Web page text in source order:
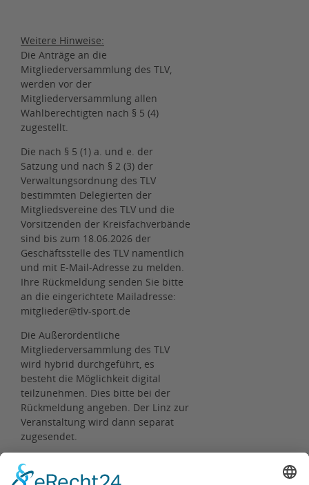
Weitere Hinweise:
Die Anträge an die
Mitgliederversammlung des TLV,
werden vor der
Mitgliederversammlung allen
Wahlberechtigten nach § 5 (4)
zugestellt.
Die nach § 5 (1) a. und e. der
Satzung und nach § 2 (3) der
Verwaltungsordnung des TLV
bestimmten Delegierten der
Mitgliedsvereine des TLV und die
Vorsitzenden der Kreisfachverbände
sind bis zum 18.06.2026 der
Geschäftsstelle des TLV namentlich
und mit E-Mail-Adresse zu melden.
Ihre Rückmeldung senden Sie bitte
an die eingerichtete Mailadresse:
mitglieder@tlv-sport.de
Die Außerordentliche
Mitgliederversammlung des TLV
wird hybrid durchgeführt, es
besteht die Möglichkeit digital
teilzunehmen. Dies bitte bei der
Rückmeldung angeben. Der Linz zur
Veranstaltung wird dann separat
zugesendet.
Präsidium des TLV
Erfurt, 11.06.2026